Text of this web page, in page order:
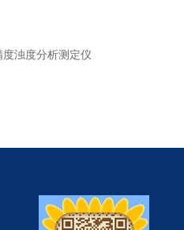
度浊度分析测定仪